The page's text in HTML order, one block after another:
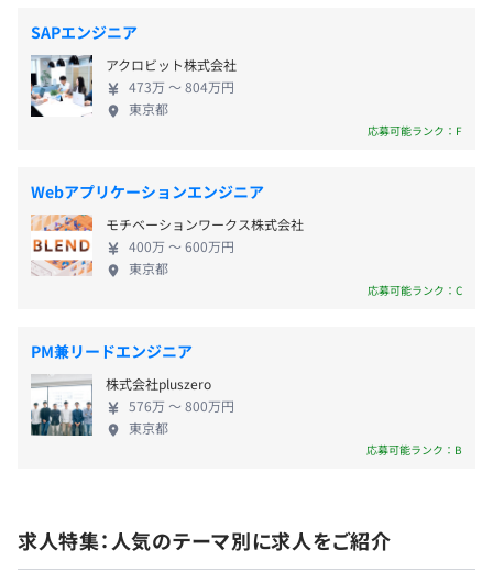
化、提案資料の作成
・規模：2名
・期間：2カ月
・開発言語：Python
・FW：Pandas、NumPy、Matplotlib、Seaborn
・DB・ツール等：BigQuery、Google Colaboratory、
Chatwork、Discord、Notion
・クラウド：GCP（BigQuery）、GoogleAnalytics、
Firebase Analytics
やりたいことがあれば積極的に挑戦できる文化が根付いて
おり、「新しい技術や業務にチャレンジしたい」という想
いを持つ方にとって非常に刺激的な環境です。たとえば、
案をおこなうなど、幅広いスキルを身につけながら成長を
遂げています。
が、フレックスタイム制に近しい働きかたです。
■標準労働時間｜9：00〜18：00
休憩時間：休憩60分 ※昼食時間は業務の都合により各々
の自主性に任せています
【年間休日120日】
■完全休日2日制（土日）
■産前産後休暇
■育児休業
■慶弔休暇
■生理休暇
通勤手当（上限2万円／月）
自の機能開発に挑戦する機会も豊富です。 「あらゆ
る金融価値を取引できるプラットフォーム」の実現
に向けて、今後もさらなるサービスの拡大に取り組
んでまいります。わたしたちとともに事業拡大を目指
してくださるエンジニアを募集しております。
SAPエンジニア
アクロビット株式会社
473万 〜 804万円
東京都
応募可能ランク：F
Webアプリケーションエンジニア
モチベーションワークス株式会社
400万 〜 600万円
東京都
応募可能ランク：C
PM兼リードエンジニア
株式会社pluszero
576万 〜 800万円
東京都
応募可能ランク：B
求人特集：人気のテーマ別に求人をご紹介